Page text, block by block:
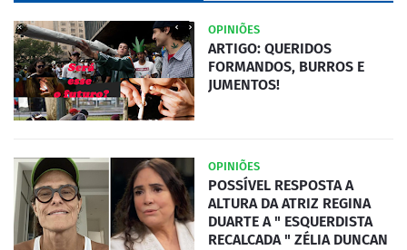
OPINIÕES
ARTIGO: QUERIDOS
FORMANDOS, BURROS E
JUMENTOS!
OPINIÕES
POSSÍVEL RESPOSTA A
ALTURA DA ATRIZ REGINA
DUARTE A " ESQUERDISTA
RECALCADA " ZÉLIA DUNCAN